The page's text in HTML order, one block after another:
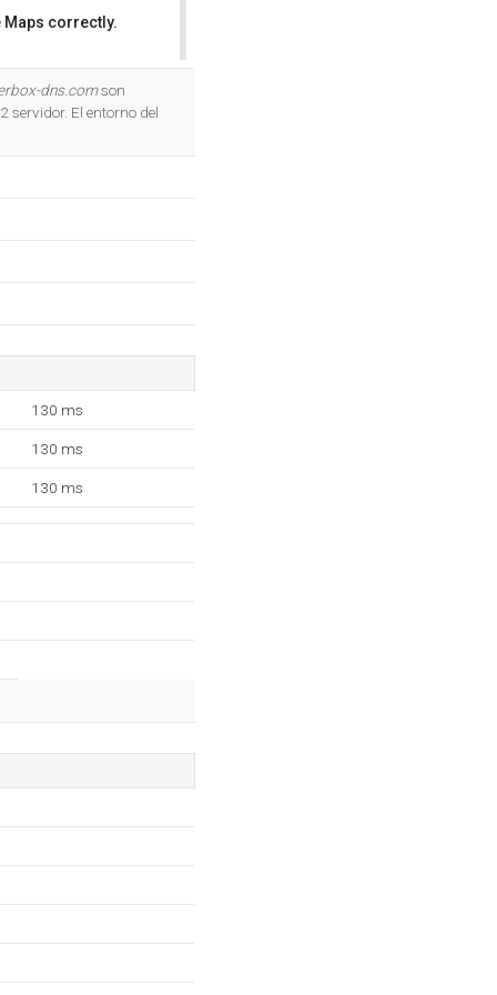
Maps correctly.
dns.comson
servidor. El entorno del
130 ms
130 ms
130 ms